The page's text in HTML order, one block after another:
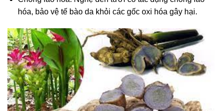
hóa, bảo vệ tế bào da khỏi các gốc oxi hóa gây hại.